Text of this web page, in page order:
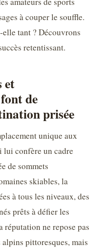
à couper le souffle.
tant ? Découvrons
retentissant.
et
de
prisée
unique aux
confère un cadre
de sommets
skiables, la
à tous les niveaux, des
prêts à défier les
réputation ne repose pas
alpins pittoresques, mais